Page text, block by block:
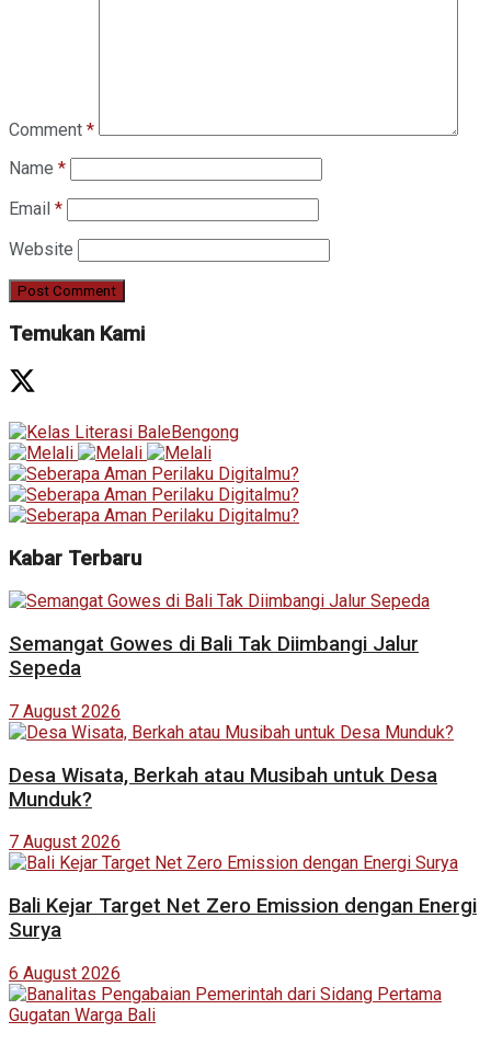
Comment *
Name *
Email *
Website
Temukan Kami
Kabar Terbaru
Semangat Gowes di Bali Tak Diimbangi Jalur
Sepeda
7 August 2026
Desa Wisata, Berkah atau Musibah untuk Desa
Munduk?
7 August 2026
Bali Kejar Target Net Zero Emission dengan Energi
Surya
6 August 2026